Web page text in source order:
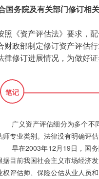
国务院及有关部门修订相
照《资产评估法》要求，
财政部制定修订资产评估
律修订进展情况，为做好
笔记
广义资产评估细分为多个不
师专业类别。法律没有明确评
早在2003年12月19日，国
据目前我国社会主义市场经济
权评估师、保险公估从业人员